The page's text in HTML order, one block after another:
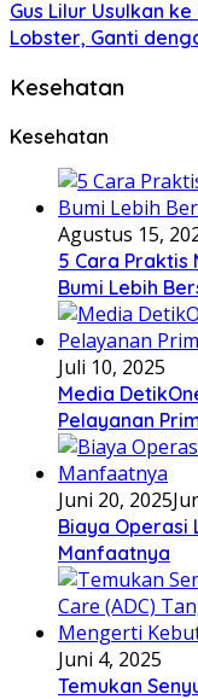
Gus Lilur Usulkan
Lobster, Ganti
Kesehatan
Kesehatan
Agustus 15,
5 Cara Praktis
Bumi Lebih
Juli 10, 2025
Media
Pelayanan
Juni 20, 2025
Biaya Operasi
Manfaatnya
Juni 4, 2025
Temukan